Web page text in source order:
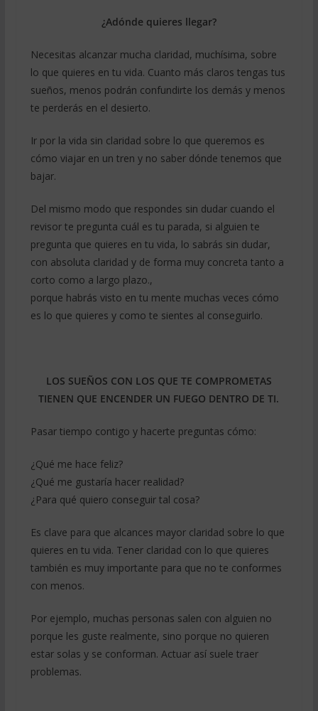
¿Adónde quieres llegar?
Necesitas alcanzar mucha claridad, muchísima, sobre
lo que quieres en tu vida. Cuanto más claros tengas tus
sueños, menos podrán confundirte los demás y menos
te perderás en el desierto.
Ir por la vida sin claridad sobre lo que queremos es
cómo viajar en un tren y no saber dónde tenemos que
bajar.
Del mismo modo que respondes sin dudar cuando el
revisor te pregunta cuál es tu parada, si alguien te
pregunta que quieres en tu vida, lo sabrás sin dudar,
con absoluta claridad y de forma muy concreta tanto a
corto como a largo plazo.,
porque habrás visto en tu mente muchas veces cómo
es lo que quieres y como te sientes al conseguirlo.
LOS SUEÑOS CON LOS QUE TE COMPROMETAS
TIENEN QUE ENCENDER UN FUEGO DENTRO DE TI.
Pasar tiempo contigo y hacerte preguntas cómo:
¿Qué me hace feliz?
¿Qué me gustaría hacer realidad?
¿Para qué quiero conseguir tal cosa?
Es clave para que alcances mayor claridad sobre lo que
quieres en tu vida. Tener claridad con lo que quieres
también es muy importante para que no te conformes
con menos.
Por ejemplo, muchas personas salen con alguien no
porque les guste realmente, sino porque no quieren
estar solas y se conforman. Actuar así suele traer
problemas.